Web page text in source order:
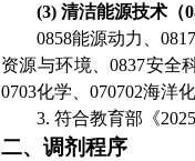
(3)清洁能源技术（
0858能源动力、 0817
资源与环境、0837安全
0703化学、 070702海洋
3. 符合教育部《2025
二、调剂程序